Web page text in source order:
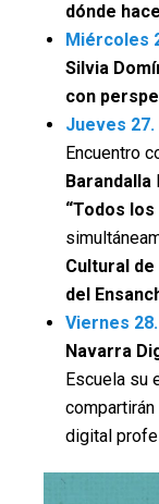
dónde
Miércoles
Silvia
con
Jueves 27.
Encuentro
Barandalla
“Todos los
Cultural
del
Viernes
Navarra
Escuela su
digital